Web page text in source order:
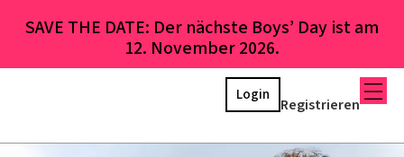
SAVE THE DATE: Der nächste Boys’ Day ist am
12. November 2026.
Registrieren
Login